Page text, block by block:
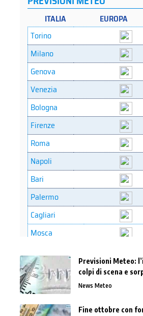
Previsioni Meteo:
colpi di scena e
News Meteo
Fine ottobre con